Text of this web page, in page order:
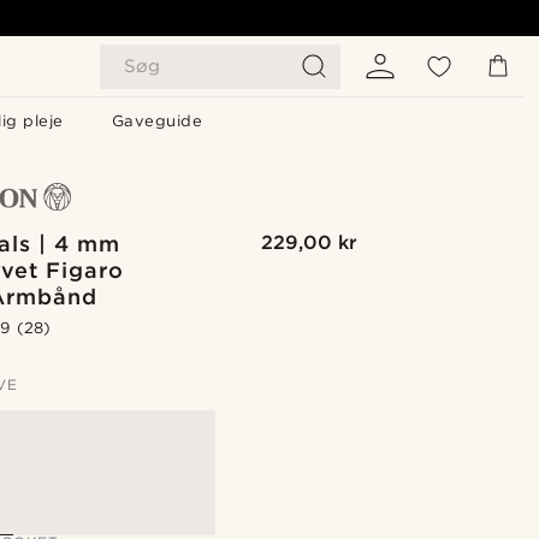
Søg
pleje Gaveguide
| 4 mm
Figaro
229,00 kr
(28)